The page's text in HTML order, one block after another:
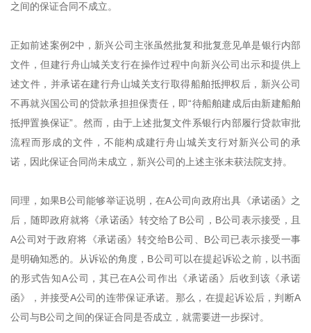
之间的保证合同不成立。
正如前述案例2中，新兴公司主张虽然批复和批复意见单是银行内部
文件，但建行舟山城关支行在操作过程中向新兴公司出示和提供上
述文件，并承诺在建行舟山城关支行取得船舶抵押权后，新兴公司
不再就兴国公司的贷款承担担保责任，即“待船舶建成后由新建船舶
抵押置换保证”。然而，由于上述批复文件系银行内部履行贷款审批
流程而形成的文件，不能构成建行舟山城关支行对新兴公司的承
诺，因此保证合同尚未成立，新兴公司的上述主张未获法院支持。
同理，如果B公司能够举证说明，在A公司向政府出具《承诺函》之
后，随即政府就将《承诺函》转交给了B公司，B公司表示接受，且
A公司对于政府将《承诺函》转交给B公司、B公司已表示接受一事
是明确知悉的。从诉讼的角度，B公司可以在提起诉讼之前，以书面
的形式告知A公司，其已在A公司作出《承诺函》后收到该《承诺
函》，并接受A公司的连带保证承诺。那么，在提起诉讼后，判断A
公司与B公司之间的保证合同是否成立，就需要进一步探讨。